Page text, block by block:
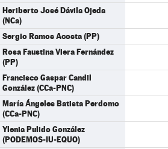
Heriberto José Dávila Ojeda
(NCa)
Sergio Ramos Acosta (PP)
Rosa Faustina Viera Fernández
(PP)
Francisco Gaspar Candil
González (CCa-PNC)
María Ángeles Batista Perdomo
(CCa-PNC)
Ylenia Pulido González
(PODEMOS-IU-EQUO)